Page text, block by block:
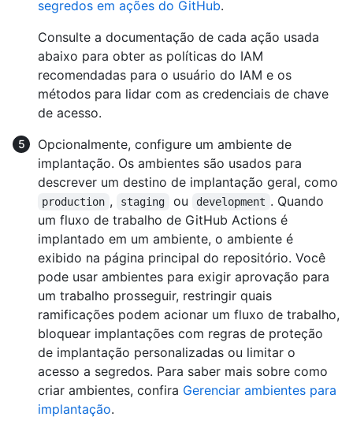
segredos em ações do GitHub.
Consulte a documentação de cada ação usada
abaixo para obter as políticas do IAM
recomendadas para o usuário do IAM e os
métodos para lidar com as credenciais de chave
de acesso.
Opcionalmente, configure um ambiente de
implantação. Os ambientes são usados para
descrever um destino de implantação geral, como
production , staging ou development . Quando
um fluxo de trabalho de GitHub Actions é
implantado em um ambiente, o ambiente é
exibido na página principal do repositório. Você
pode usar ambientes para exigir aprovação para
um trabalho prosseguir, restringir quais
ramificações podem acionar um fluxo de trabalho,
bloquear implantações com regras de proteção
de implantação personalizadas ou limitar o
acesso a segredos. Para saber mais sobre como
criar ambientes, confira Gerenciar ambientes para
implantação.